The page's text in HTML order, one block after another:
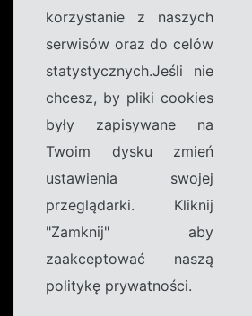
korzystanie z naszych
serwisów oraz do celów
statystycznych.Jeśli nie
chcesz, by pliki cookies
były zapisywane na
Twoim dysku zmień
ustawienia swojej
przeglądarki. Kliknij
"Zamknij" aby
zaakceptować naszą
politykę prywatności.